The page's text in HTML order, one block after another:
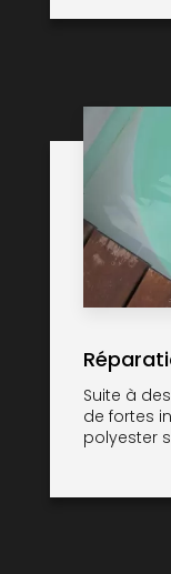
Suite à
de fortes
polyester